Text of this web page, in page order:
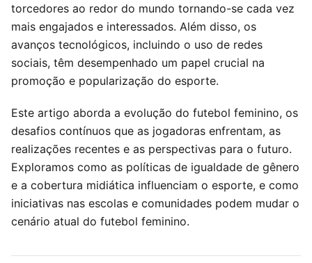
torcedores ao redor do mundo tornando-se cada vez
mais engajados e interessados. Além disso, os
avanços tecnológicos, incluindo o uso de redes
sociais, têm desempenhado um papel crucial na
promoção e popularização do esporte.
Este artigo aborda a evolução do futebol feminino, os
desafios contínuos que as jogadoras enfrentam, as
realizações recentes e as perspectivas para o futuro.
Exploramos como as políticas de igualdade de gênero
e a cobertura midiática influenciam o esporte, e como
iniciativas nas escolas e comunidades podem mudar o
cenário atual do futebol feminino.